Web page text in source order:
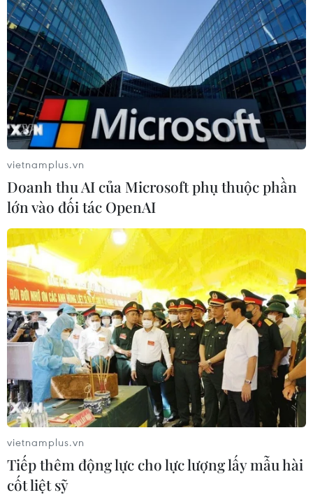
vietnamplus.vn
Doanh thu AI của Microsoft phụ thuộc phần
lớn vào đối tác OpenAI
vietnamplus.vn
Tiếp thêm động lực cho lực lượng lấy mẫu hài
cốt liệt sỹ